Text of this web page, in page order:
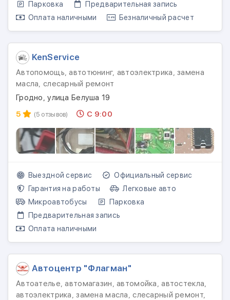
Парковка
Предварительная запись
Оплата наличными
Безналичный расчет
KenService
Автопомощь, автотюнинг, автоэлектрика, замена
масла, слесарный ремонт
Гродно, улица Белуша 19
5
(5 отзывов) С 9:00
Выездной сервис
Официальный сервис
Гарантия на работы
Легковые авто
Микроавтобусы
Парковка
Предварительная запись
Оплата наличными
Автоцентр "Флагман"
Автоателье, автомагазин, автомойка, автостекла,
автоэлектрика, замена масла, слесарный ремонт,